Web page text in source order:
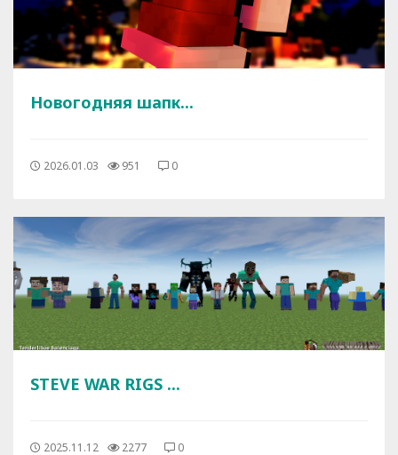
Новогодняя шапк...
2026.01.03 951 0
STEVE WAR RIGS ...
2025.11.12 2277 0